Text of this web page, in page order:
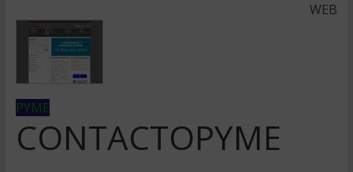
WEB
PYME
CONTACTOPYME